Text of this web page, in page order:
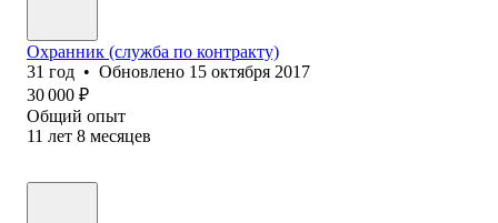
Охранник (служба по контракту)
31 год • Обновлено 15 октября 2017
30 000 ₽
Общий опыт
11 лет 8 месяцев